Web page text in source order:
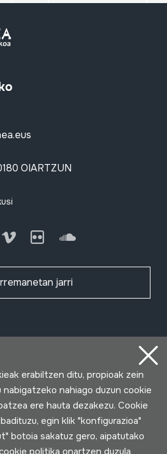
OIARTZUN
Vimeo Flickr SoundCloud
jarri
larunbatera)
erabiltzen ditu, propioak zein
nabigatzeko nahiago duzun cookie
ere hauta dezakezu. Cookie
egin klik "konfigurazioa"
botoia sakatuz gero, aipatutako
politika onartzen duzula